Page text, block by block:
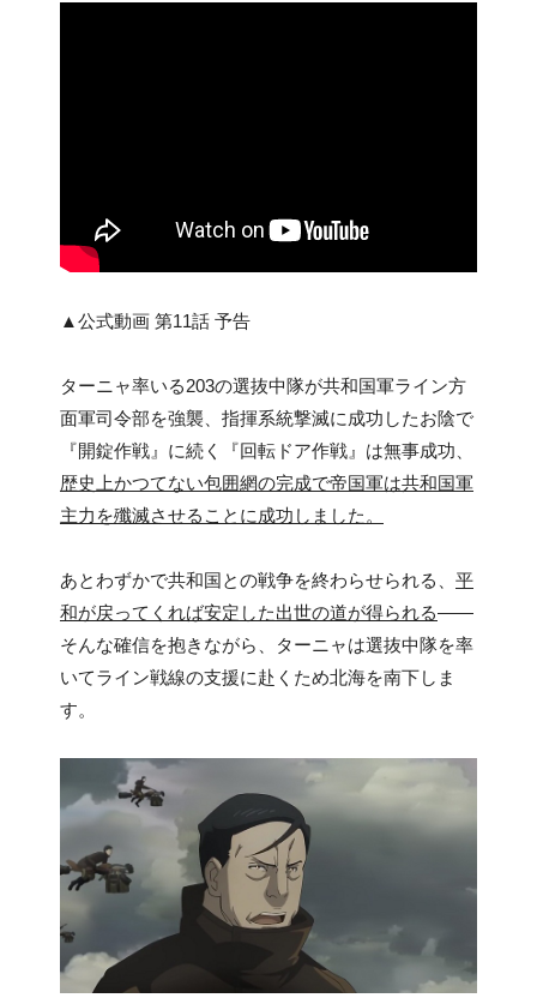
▲公式動画 第11話 予告
ターニャ率いる203の選抜中隊が共和国軍ライン方
面軍司令部を強襲、指揮系統撃滅に成功したお陰で
『開錠作戦』に続く『回転ドア作戦』は無事成功、
歴史上かつてない包囲網の完成で帝国軍は共和国軍
主力を殲滅させることに成功しました。
あとわずかで共和国との戦争を終わらせられる、 平
和が戻ってくれば安定した出世の道が得られる――
そんな確信を抱きながら、ターニャは選抜中隊を率
いてライン戦線の支援に赴くため北海を南下しま
す。